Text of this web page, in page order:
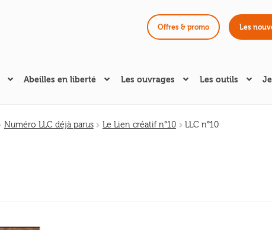
Offres & promo Les
Abeilles en liberté Les ouvrages Les outils
Numéro LLC déjà parus Le Lien créatif n°10 LLC n°10